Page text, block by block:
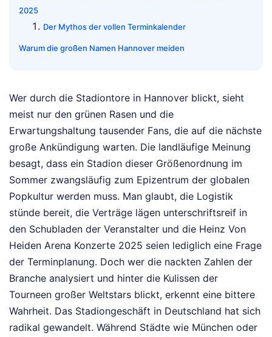
2025
Der Mythos der vollen Terminkalender
Warum die großen Namen Hannover meiden
Wer durch die Stadiontore in Hannover blickt, sieht
meist nur den grünen Rasen und die
Erwartungshaltung tausender Fans, die auf die nächste
große Ankündigung warten. Die landläufige Meinung
besagt, dass ein Stadion dieser Größenordnung im
Sommer zwangsläufig zum Epizentrum der globalen
Popkultur werden muss. Man glaubt, die Logistik
stünde bereit, die Verträge lägen unterschriftsreif in
den Schubladen der Veranstalter und die Heinz Von
Heiden Arena Konzerte 2025 seien lediglich eine Frage
der Terminplanung. Doch wer die nackten Zahlen der
Branche analysiert und hinter die Kulissen der
Tourneen großer Weltstars blickt, erkennt eine bittere
Wahrheit. Das Stadiongeschäft in Deutschland hat sich
radikal gewandelt. Während Städte wie München oder